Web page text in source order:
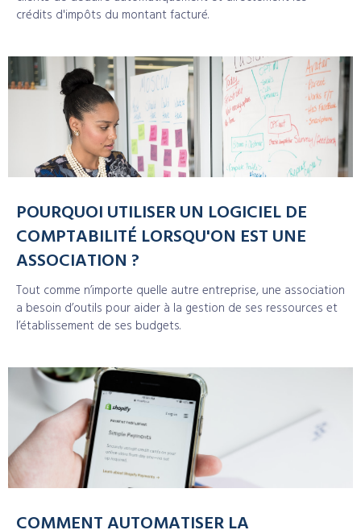
crédits d'impôts du montant facturé.
POURQUOI UTILISER UN LOGICIEL DE
COMPTABILITÉ LORSQU'ON EST UNE
ASSOCIATION ?
Tout comme n’importe quelle autre entreprise, une association
a besoin d’outils pour aider à la gestion de ses ressources et
l’établissement de ses budgets.
COMMENT AUTOMATISER LA